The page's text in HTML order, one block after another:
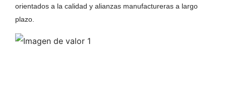
orientados a la calidad y alianzas manufactureras a largo
plazo.